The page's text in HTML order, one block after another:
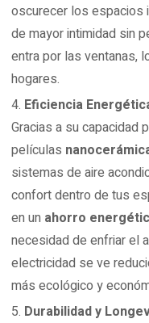
oscurecer los espacios
de mayor intimidad sin
entra por las ventanas,
hogares.
Eficiencia
Gracias a su capacidad
películas
sistemas de aire
confort dentro de tus
en un ahorro
necesidad de enfriar el
electricidad se ve
más ecológico y
Durabilidad y